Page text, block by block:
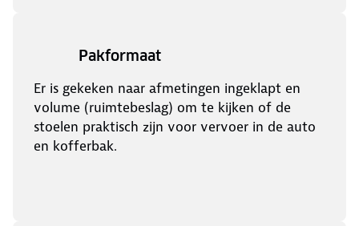
Pakformaat
Er is gekeken naar afmetingen ingeklapt en
volume (ruimtebeslag) om te kijken of de
stoelen praktisch zijn voor vervoer in de auto
en kofferbak.